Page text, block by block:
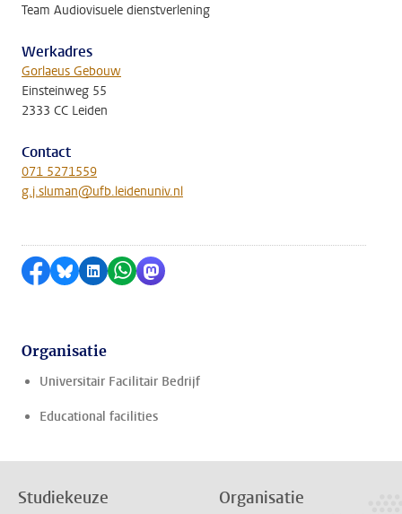
Team Audiovisuele dienstverlening
Werkadres
Gorlaeus Gebouw
Einsteinweg 55
2333 CC Leiden
Contact
071 5271559
g.j.sluman@ufb.leidenuniv.nl
Delen op Facebook
Delen via Bluesky
Delen op LinkedIn
Delen via WhatsApp
Delen via Mastodon
Organisatie
Universitair Facilitair Bedrijf
Educational facilities
Studiekeuze Organisatie